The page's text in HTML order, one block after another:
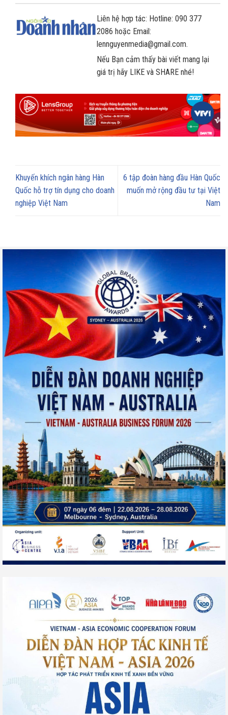
Liên hệ hợp tác: Hotline: 090 377
2086 hoặc Email:
lennguyenmedia@gmail.com.
Nếu Bạn cảm thấy bài viết mang lại
giá trị hãy LIKE và SHARE nhé!
Khuyến khích ngân hàng Hàn
Quốc hỗ trợ tín dụng cho doanh
nghiệp Việt Nam
6 tập đoàn hàng đầu Hàn Quốc
muốn mở rộng đầu tư tại Việt
Nam